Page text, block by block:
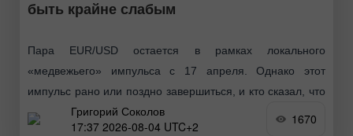
быть крайне слабым
Пара EUR/USD остается в рамках локального
«медвежьего» импульса с 17 апреля. Однако этот
импульс рано или поздно завершиться, и кто сказал, что
он уже не завершен? Хочу напомнить, что имбалансы
Григорий Соколов
17:37 2026-08-04 UTC+2
1670